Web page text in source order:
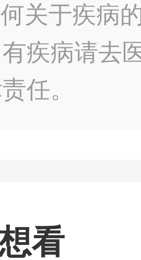
关于疾病
疾病请去
任。
看